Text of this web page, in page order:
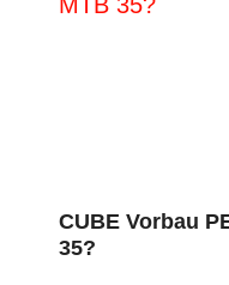
CUBE Vorbau
35?